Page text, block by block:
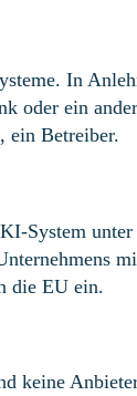
In
oder ein
ein Betreiber.
System unter
die EU ein.
keine